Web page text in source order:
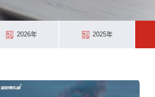
2026年 2025年